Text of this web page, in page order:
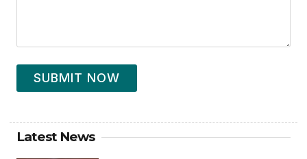
SUBMIT NOW
Latest News